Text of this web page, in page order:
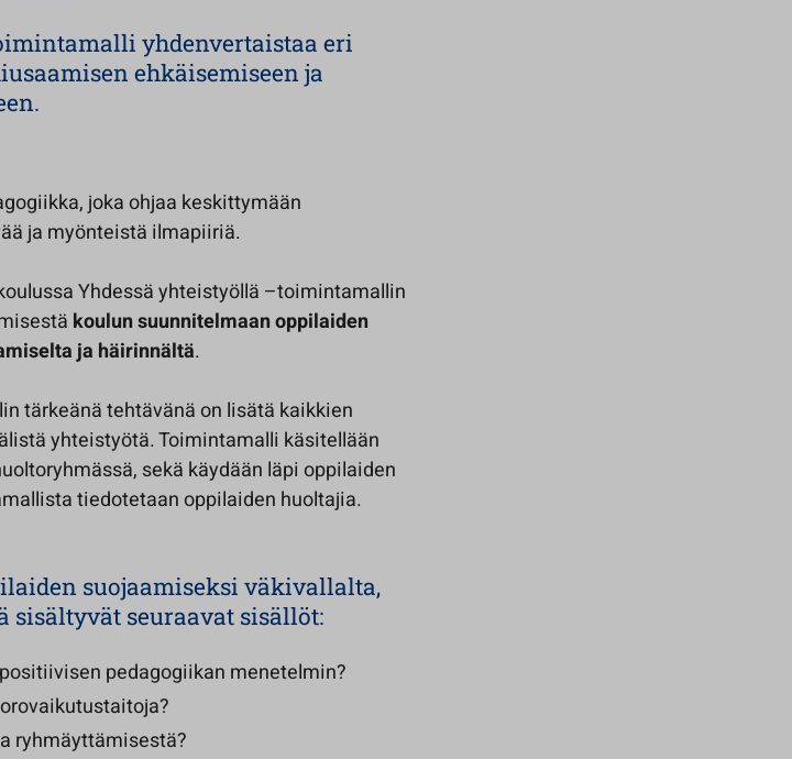
yhdenvertaistaa eri
ehkäisemiseen ja
joka ohjaa keskittymään
ja myönteistä ilmapiiriä.
Yhdessä yhteistyöllä –toimintamallin
koulun suunnitelmaan oppilaiden
ja häirinnältä.
tärkeänä tehtävänä on lisätä kaikkien
yhteistyötä. Toimintamalli käsitellään
sekä käydään läpi oppilaiden
tiedotetaan oppilaiden huoltajia.
suojaamiseksi väkivallalta,
seuraavat sisällöt:
pedagogiikan menetelmin?
ryhmäyttämisestä?